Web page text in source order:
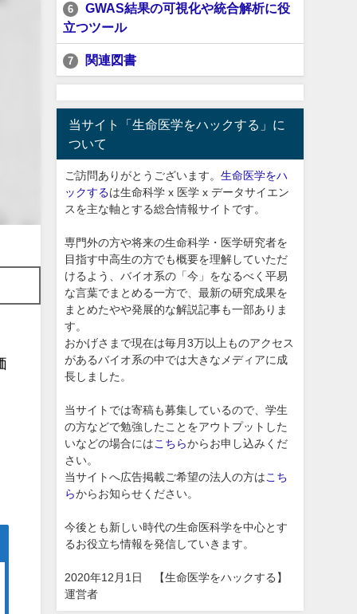
6
GWAS結果の可視化や統合解析に役
立つツール
7 関連図書
当サイト「生命医学をハックする」に
ついて
ご訪問ありがとうございます。 生命医学をハ
ックするは生命科学 x 医学 x データサイエン
スを主な軸とする総合情報サイトです。
専門外の方や将来の生命科学・医学研究者を
目指す中高生の方でも概要を理解していただ
けるよう、バイオ系の「今」をなるべく平易
な言葉でまとめる一方で、最新の研究成果を
まとめたやや発展的な解説記事も一部ありま
す。
おかげさまで現在は毎月3万以上ものアクセス
があるバイオ系の中では大きなメディアに成
長しました。
当サイトでは寄稿も募集しているので、学生
の方などで勉強したことをアウトプットした
いなどの場合には こちらからお申し込みくだ
さい。
当サイトへ広告掲載ご希望の法人の方は こち
らからお知らせください。
今後とも新しい時代の生命医科学を中心とす
るお役立ち情報を発信していきます。
2020年12月1日 【生命医学をハックする】
運営者